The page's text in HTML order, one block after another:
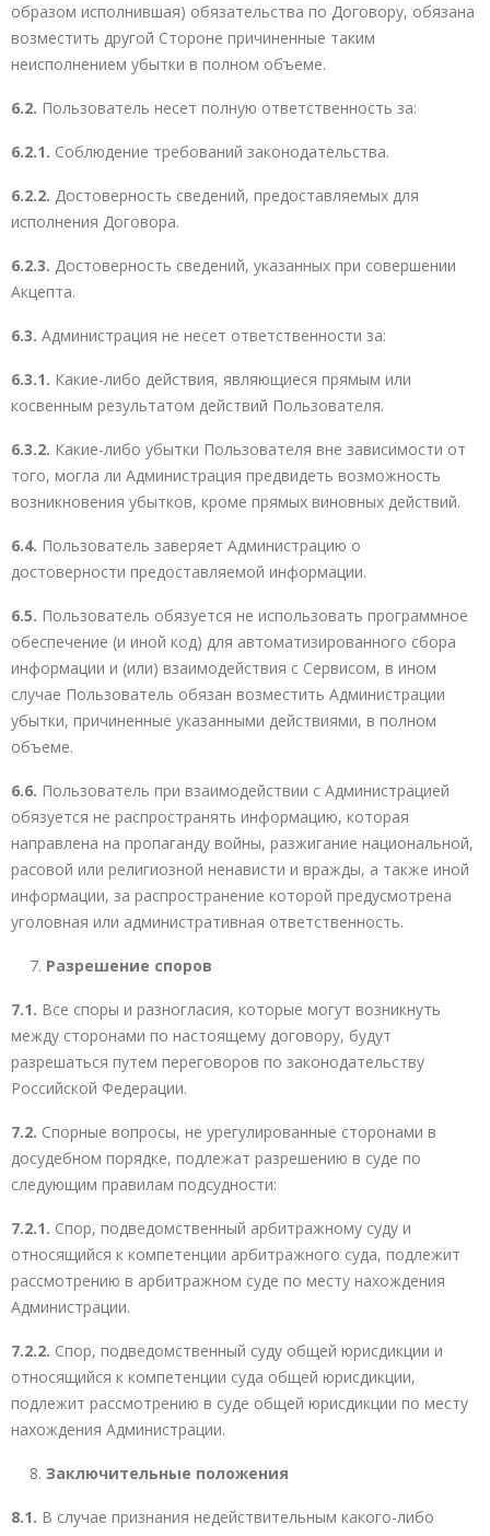
образом исполнившая) обязательства по Договору, обязана
возместить другой Стороне причиненные таким
неисполнением убытки в полном объеме.
6.2. Пользователь несет полную ответственность за:
6.2.1. Соблюдение требований законодательства.
6.2.2. Достоверность сведений, предоставляемых для
исполнения Договора.
6.2.3. Достоверность сведений, указанных при совершении
Акцепта.
6.3. Администрация не несет ответственности за:
6.3.1. Какие-либо действия, являющиеся прямым или
косвенным результатом действий Пользователя.
6.3.2. Какие-либо убытки Пользователя вне зависимости от
того, могла ли Администрация предвидеть возможность
возникновения убытков, кроме прямых виновных действий.
6.4. Пользователь заверяет Администрацию о
достоверности предоставляемой информации.
6.5. Пользователь обязуется не использовать программное
обеспечение (и иной код) для автоматизированного сбора
информации и (или) взаимодействия с Сервисом, в ином
случае Пользователь обязан возместить Администрации
убытки, причиненные указанными действиями, в полном
объеме.
6.6. Пользователь при взаимодействии с Администрацией
обязуется не распространять информацию, которая
направлена на пропаганду войны, разжигание национальной,
расовой или религиозной ненависти и вражды, а также иной
информации, за распространение которой предусмотрена
уголовная или административная ответственность.
Разрешение споров
7.1. Все споры и разногласия, которые могут возникнуть
между сторонами по настоящему договору, будут
разрешаться путем переговоров по законодательству
Российской Федерации.
7.2. Спорные вопросы, не урегулированные сторонами в
досудебном порядке, подлежат разрешению в суде по
следующим правилам подсудности:
7.2.1. Спор, подведомственный арбитражному суду и
относящийся к компетенции арбитражного суда, подлежит
рассмотрению в арбитражном суде по месту нахождения
Администрации.
7.2.2. Спор, подведомственный суду общей юрисдикции и
относящийся к компетенции суда общей юрисдикции,
подлежит рассмотрению в суде общей юрисдикции по месту
нахождения Администрации.
Заключительные положения
8.1. В случае признания недействительным какого-либо